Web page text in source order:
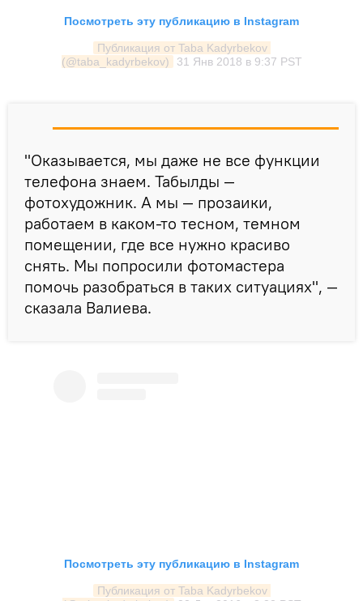
Посмотреть эту публикацию в Instagram
Публикация от Taba Kadyrbekov
(@taba_kadyrbekov)
31 Янв 2018 в 9:37 PST
"Оказывается, мы даже не все функции
телефона знаем. Табылды —
фотохудожник. А мы — прозаики,
работаем в каком-то тесном, темном
помещении, где все нужно красиво
снять. Мы попросили фотомастера
помочь разобраться в таких ситуациях", —
сказала Валиева.
Посмотреть эту публикацию в Instagram
Публикация от Taba Kadyrbekov